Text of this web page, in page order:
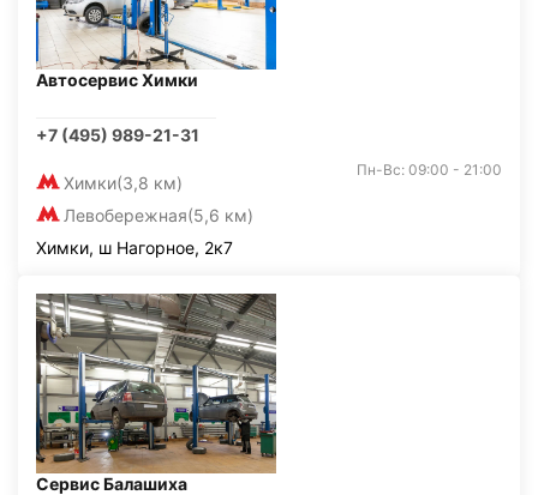
Автосервис Химки
+7 (495) 989-21-31
Химки(3,8 км)
Левобережная(5,6 км)
Пн-Вс: 09:00 - 21:00
Химки, ш Нагорное, 2к7
Сервис Балашиха